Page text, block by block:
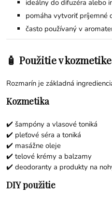
ideálny do difuzéra alebo
pomáha vytvoriť príjemné
často používaný v
🧴 Použitie v
Rozmarín je základná
Kozmetika
✔️ šampóny a vlasové toniká
✔️ pleťové séra a toniká
✔️ masážne oleje
✔️ telové krémy a balzamy
✔️ deodoranty a produkty na
DIY použitie